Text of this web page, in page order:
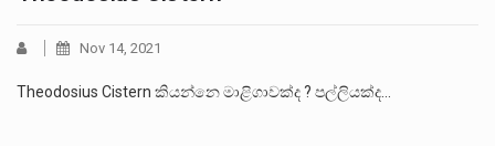
Nov 14, 2021
Theodosius Cistern කියන්නෙ මාළිගාවක්ද ? පල්ලියක්ද…